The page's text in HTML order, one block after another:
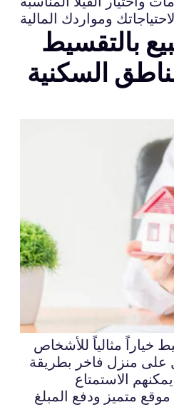
بالتقسيط
السكنية
خياراً مثالياً للأشخاص
على منزل فاخر بطريقة
الاستمتاع
متميز ودفع المبلغ